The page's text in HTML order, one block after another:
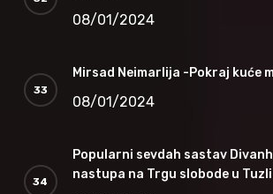
08/01/2024
Mirsad Neimarlija -Pokraj kuće
08/01/2024
Popularni sevdah sastav
nastupa na Trgu slobode u Tuzli